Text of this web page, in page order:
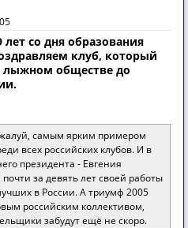
лет со дня образования
клуб, который
лыжном обществе до
самым ярким примером
всех российских клубов. И в
президента - Евгения
за девять лет своей работы
в России. А триумф 2005
российским коллективом,
забудут ещё не скоро.